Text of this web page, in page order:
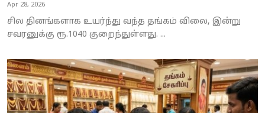
Apr 28, 2026
சில தினங்களாக உயர்ந்து வந்த தங்கம் விலை, இன்று
சவரனுக்கு ரூ.1040 குறைந்துள்ளது. ...